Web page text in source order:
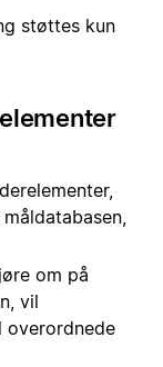
støttes kun
om på
vil
overordnede